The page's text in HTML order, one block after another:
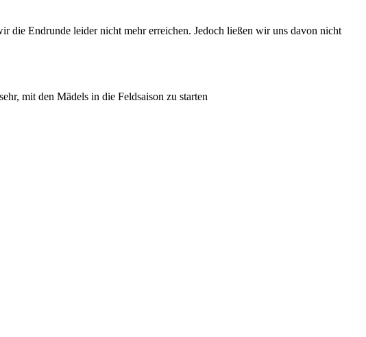
die Endrunde leider nicht mehr erreichen. Jedoch ließen wir uns davon nicht
mit den Mädels in die Feldsaison zu starten